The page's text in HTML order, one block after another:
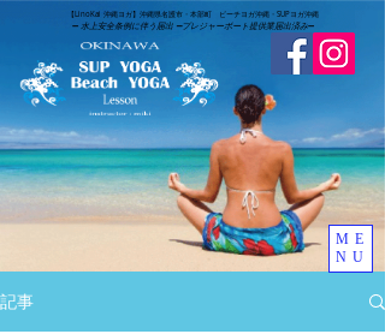
​【LinoKai 沖縄ヨガ】沖縄県名護市・本部町 ビーチヨガ沖縄・SUPヨガ沖縄
➖ 水上安全条例に伴う届出 ➖​プレジャーボート提供業届出済み➖
ME
NU
記事